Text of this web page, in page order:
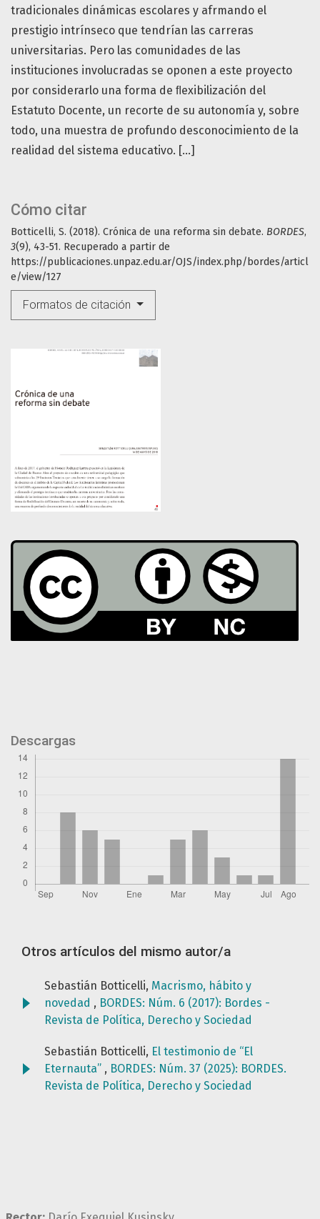
Cómo citar
Botticelli, S. (2018). Crónica de una reforma sin debate. BORDES,
3(9), 43-51. Recuperado a partir de
https://publicaciones.unpaz.edu.ar/OJS/index.php/bordes/articl
e/view/127
Formatos de citación
tradicionales dinámicas escolares y afrmando el
prestigio intrínseco que tendrían las carreras
universitarias. Pero las comunidades de las
instituciones involucradas se oponen a este proyecto
por considerarlo una forma de ﬂexibilización del
Estatuto Docente, un recorte de su autonomía y, sobre
todo, una muestra de profundo desconocimiento de la
realidad del sistema educativo. […]
Descargas
Otros artículos del mismo autor/a
Sebastián Botticelli, Macrismo, hábito y
novedad , BORDES: Núm. 6 (2017): Bordes -
Revista de Política, Derecho y Sociedad
Sebastián Botticelli, El testimonio de “El
Eternauta” , BORDES: Núm. 37 (2025): BORDES.
Revista de Política, Derecho y Sociedad